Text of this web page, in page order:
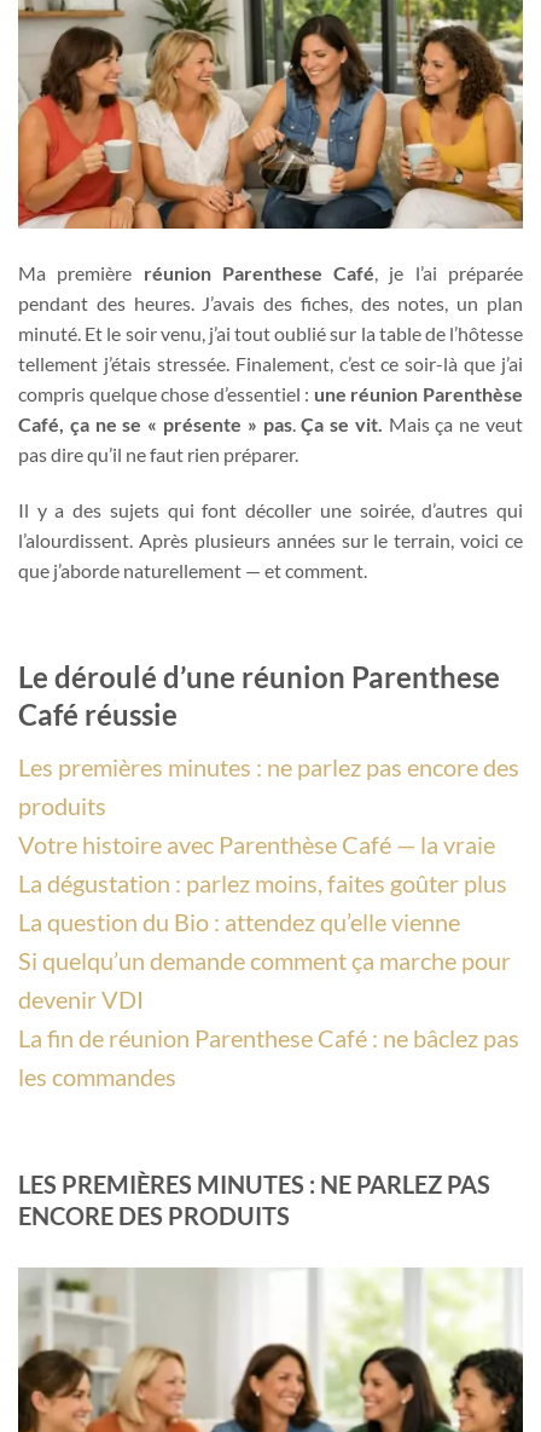
Ma première réunion Parenthese Café, je l’ai préparée
pendant des heures. J’avais des fiches, des notes, un plan
minuté. Et le soir venu, j’ai tout oublié sur la table de l’hôtesse
tellement j’étais stressée. Finalement, c’est ce soir-là que j’ai
compris quelque chose d’essentiel : une réunion Parenthèse
Café, ça ne se « présente » pas.Ça se vit. Mais ça ne veut
pas dire qu’il ne faut rien préparer.
Il y a des sujets qui font décoller une soirée, d’autres qui
l’alourdissent. Après plusieurs années sur le terrain, voici ce
que j’aborde naturellement — et comment.
Le déroulé d’une réunion Parenthese
Café réussie
Les premières minutes : ne parlez pas encore des
produits
Votre histoire avec Parenthèse Café — la vraie
La dégustation : parlez moins, faites goûter plus
La question du Bio : attendez qu’elle vienne
Si quelqu’un demande comment ça marche pour
devenir VDI
La fin de réunion Parenthese Café : ne bâclez pas
les commandes
LES PREMIÈRES MINUTES : NE PARLEZ PAS
ENCORE DES PRODUITS